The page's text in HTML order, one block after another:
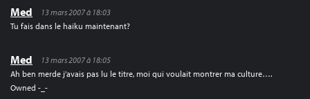
Med
13 mars 2007 à 18:03
Tu fais dans le haiku maintenant?
Med
13 mars 2007 à 18:05
Ah ben merde j’avais pas lu le titre, moi qui voulait montrer ma culture….
Owned -_-